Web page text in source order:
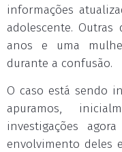
informações
adolescente. Outras
anos e uma
durante a confusão.
O caso está sendo
apuramos,
investigações
envolvimento deles